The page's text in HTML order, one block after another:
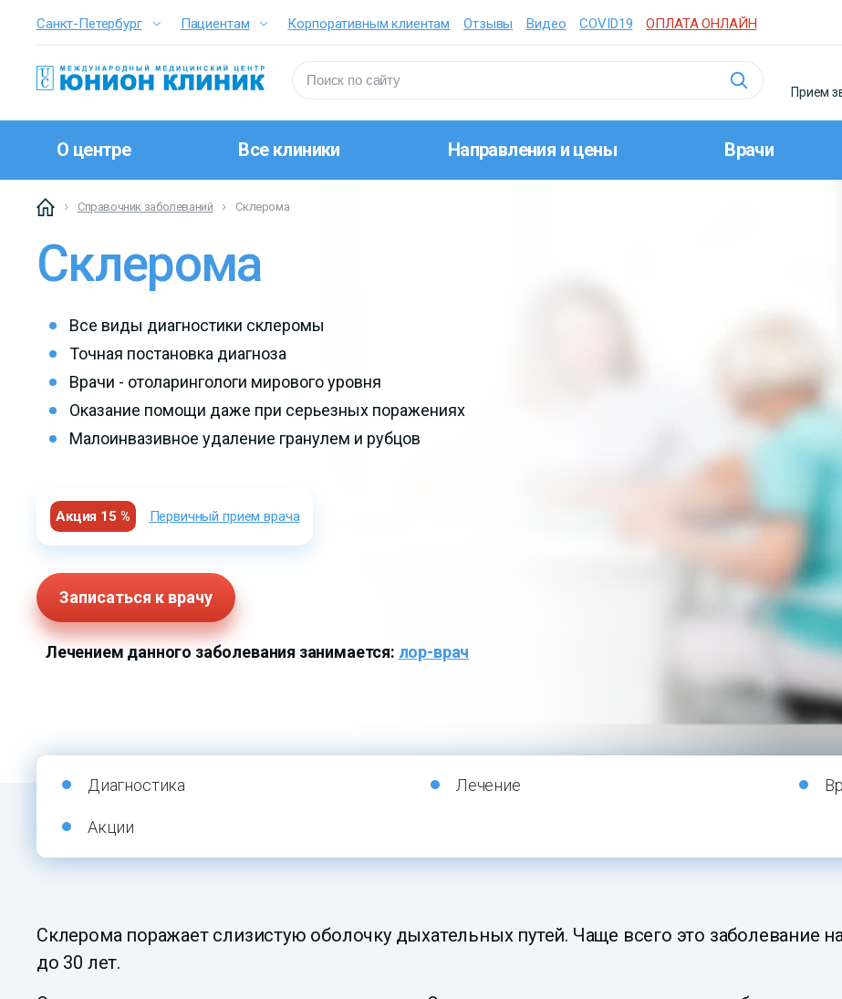
Санкт-Петербург Пациентам Корпоративным клиентам Отзывы Видео COVID19 ОПЛАТА ОНЛАЙН
Прием
О центре Все клиники Направления и цены Врачи
Справочник заболеваний Склерома
Склерома
Все виды диагностики склеромы
Точная постановка диагноза
Врачи - отоларингологи мирового уровня
Оказание помощи даже при серьезных поражениях
Малоинвазивное удаление гранулем и рубцов
Акция 15 % Первичный прием врача
Записаться к врачу
Лечением данного заболевания занимается: лор-врач
Диагностика Лечение
Акции
Склерома поражает слизистую оболочку дыхательных путей. Чаще всего это заболевание
до 30 лет.